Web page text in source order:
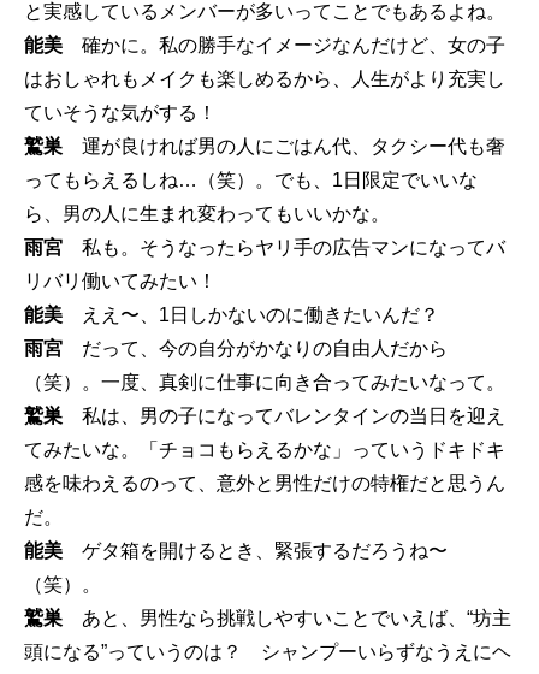
と実感しているメンバーが多いってことでもあるよね。
能美 確かに。私の勝手なイメージなんだけど、女の子
はおしゃれもメイクも楽しめるから、人生がより充実し
ていそうな気がする！
鷲巣 運が良ければ男の人にごはん代、タクシー代も奢
ってもらえるしね…（笑）。でも、1日限定でいいな
ら、男の人に生まれ変わってもいいかな。
雨宮 私も。そうなったらヤリ手の広告マンになってバ
リバリ働いてみたい！
能美 ええ〜、1日しかないのに働きたいんだ？
雨宮 だって、今の自分がかなりの自由人だから
（笑）。一度、真剣に仕事に向き合ってみたいなって。
鷲巣 私は、男の子になってバレンタインの当日を迎え
てみたいな。「チョコもらえるかな」っていうドキドキ
感を味わえるのって、意外と男性だけの特権だと思うん
だ。
能美 ゲタ箱を開けるとき、緊張するだろうね〜
（笑）。
鷲巣 あと、男性なら挑戦しやすいことでいえば、“坊主
頭になる”っていうのは？ シャンプーいらずなうえにヘ